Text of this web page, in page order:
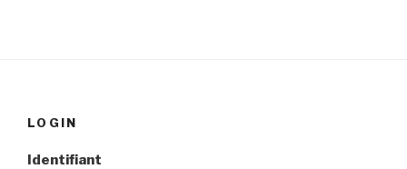
LOGIN
Identifiant